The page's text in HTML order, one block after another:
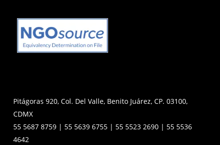
Pitágoras 920, Col. Del Valle, Benito Juárez, CP. 03100,
CDMX
55 5687 8759 | 55 5639 6755 | 55 5523 2690 | 55 5536
4642